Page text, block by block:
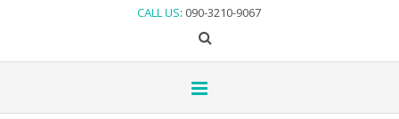
CALL US: 090-3210-9067